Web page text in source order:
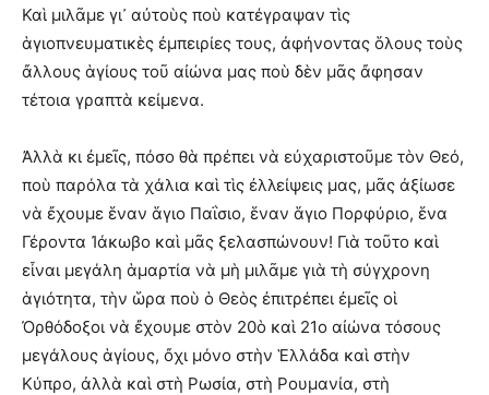
Καὶ μιλᾶμε γι᾽ αὐτοὺς ποὺ κατέγραψαν τὶς
ἁγιοπνευματικὲς ἐμπειρίες τους, ἀφήνοντας ὅλους τοὺς
ἄλλους ἁγίους τοῦ αἰώνα μας ποὺ δὲν μᾶς ἄφησαν
τέτοια γραπτὰ κείμενα.
Ἀλλὰ κι ἐμεῖς, πόσο θὰ πρέπει νὰ εὐχαριστοῦμε τὸν Θεό,
ποὺ παρόλα τὰ χάλια καὶ τὶς ἐλλείψεις μας, μᾶς ἀξίωσε
νὰ ἔχουμε ἕναν ἅγιο Παΐσιο, ἕναν ἅγιο Πορφύριο, ἕνα
Γέροντα Ἰάκωβο καὶ μᾶς ξελασπώνουν! Γιὰ τοῦτο καὶ
εἶναι μεγάλη ἁμαρτία νὰ μὴ μιλᾶμε γιὰ τὴ σύγχρονη
ἁγιότητα, τὴν ὥρα ποὺ ὁ Θεὸς ἐπιτρέπει ἐμεῖς οἱ
Ὀρθόδοξοι νὰ ἔχουμε στὸν 20ὸ καὶ 21ο αἰώνα τόσους
μεγάλους ἁγίους, ὄχι μόνο στὴν Ἑλλάδα καὶ στὴν
Κύπρο, ἀλλὰ καὶ στὴ Ρωσία, στὴ Ρουμανία, στὴ